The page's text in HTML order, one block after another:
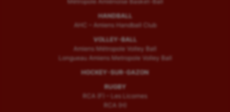
HANDBALL
AHC – Amiens Handball Club
VOLLEY-BALL
Amiens Métropole Volley Ball
Longueau Amiens Metropole Volley Ball
HOCKEY-SUR-GAZON
RUGBY
RCA (F) – Les Licornes
RCA (H)